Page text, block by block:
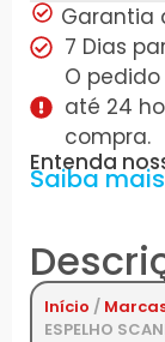
Garantia
7 Dias
O
até 24
compra.
Entenda
Saiba mais
Início /
ESPELHO